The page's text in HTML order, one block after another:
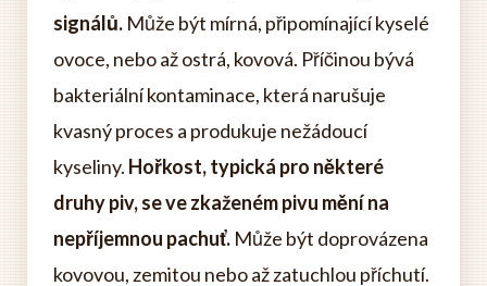
signálů. Může být mírná, připomínající kyselé
ovoce, nebo až ostrá, kovová. Příčinou bývá
bakteriální kontaminace, která narušuje
kvasný proces a produkuje nežádoucí
kyseliny. Hořkost, typická pro některé
druhy piv, se ve zkaženém pivu mění na
nepříjemnou pachuť. Může být doprovázena
kovovou, zemitou nebo až zatuchlou příchutí.